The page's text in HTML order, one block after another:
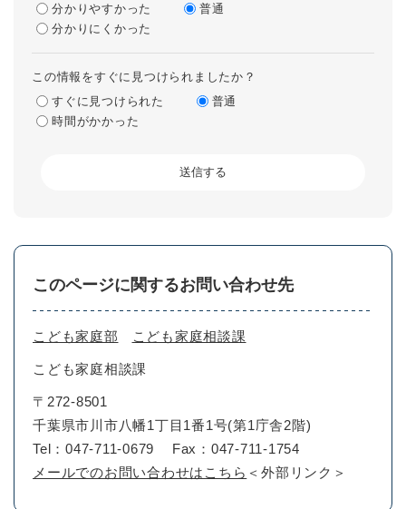
分かりやすかった
普通
分かりにくかった
この情報をすぐに見つけられましたか？
すぐに見つけられた
普通
時間がかかった
このページに関するお問い合わせ先
こども家庭部 こども家庭相談課
こども家庭相談課
〒272-8501
千葉県市川市八幡1丁目1番1号(第1庁舎2階)
Tel：047-711-0679
Fax：047-711-1754
メールでのお問い合わせはこちら ＜外部リンク＞